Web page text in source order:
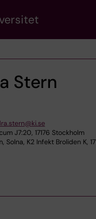
Stern
J7:20, 17176 Stockholm
Solna, K2 Infekt Broliden K,